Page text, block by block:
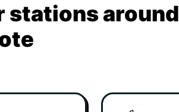
stations around